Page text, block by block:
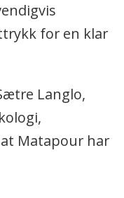
for en klar
Langlo,
Matapour har